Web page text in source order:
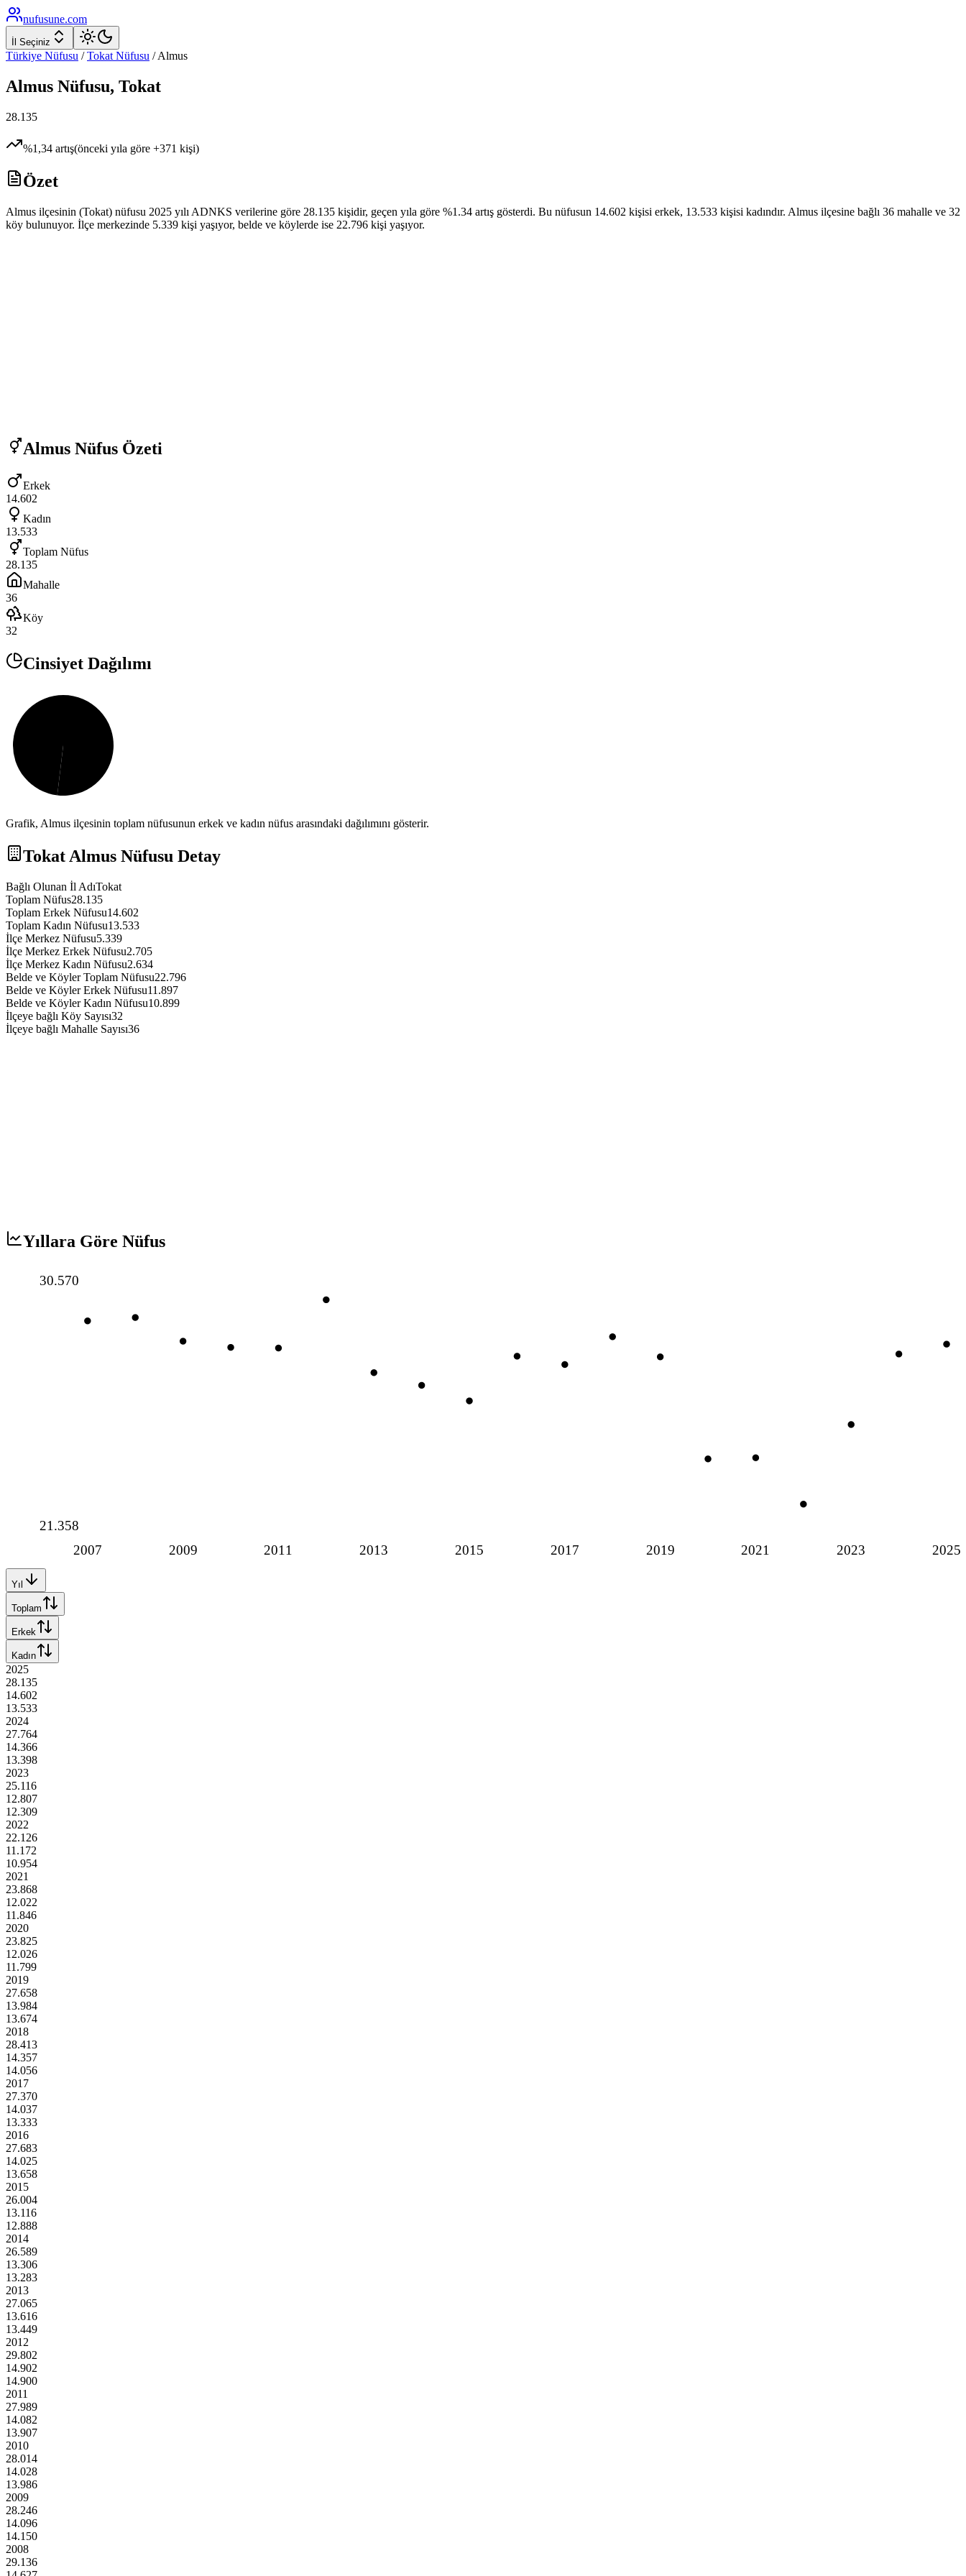
nufusune.com
İl Seçiniz
Türkiye Nüfusu / Tokat Nüfusu /Almus
Almus Nüfusu, Tokat
28.135
%1,34 artış(önceki yıla göre +371 kişi)
Özet
Almus ilçesinin (Tokat) nüfusu 2025 yılı ADNKS verilerine göre 28.135 kişidir, geçen yıla göre %1.34 artış gösterdi. Bu nüfusun 14.602 kişisi erkek, 13.533 kişisi kadındır. Almus ilçesine bağlı 36 mahalle ve 32
köy bulunuyor. İlçe merkezinde 5.339 kişi yaşıyor, belde ve köylerde ise 22.796 kişi yaşıyor.
Almus Nüfus Özeti
Erkek
14.602
Kadın
13.533
Toplam Nüfus
28.135
Mahalle
36
Köy
32
Cinsiyet Dağılımı
Grafik, Almus ilçesinin toplam nüfusunun erkek ve kadın nüfus arasındaki dağılımını gösterir.
Tokat Almus Nüfusu Detay
Bağlı Olunan İl AdıTokat
Toplam Nüfus28.135
Toplam Erkek Nüfusu14.602
Toplam Kadın Nüfusu13.533
İlçe Merkez Nüfusu5.339
İlçe Merkez Erkek Nüfusu2.705
İlçe Merkez Kadın Nüfusu2.634
Belde ve Köyler Toplam Nüfusu22.796
Belde ve Köyler Erkek Nüfusu11.897
Belde ve Köyler Kadın Nüfusu10.899
İlçeye bağlı Köy Sayısı32
İlçeye bağlı Mahalle Sayısı36
Yıllara Göre Nüfus
2007 2009 2011 2013 2015 2017 2019 2021 2023 2025
30.570
21.358
Yıl
Toplam
Erkek
Kadın
2025
28.135
14.602
13.533
2024
27.764
14.366
13.398
2023
25.116
12.807
12.309
2022
22.126
11.172
10.954
2021
23.868
12.022
11.846
2020
23.825
12.026
11.799
2019
27.658
13.984
13.674
2018
28.413
14.357
14.056
2017
27.370
14.037
13.333
2016
27.683
14.025
13.658
2015
26.004
13.116
12.888
2014
26.589
13.306
13.283
2013
27.065
13.616
13.449
2012
29.802
14.902
14.900
2011
27.989
14.082
13.907
2010
28.014
14.028
13.986
2009
28.246
14.096
14.150
2008
29.136